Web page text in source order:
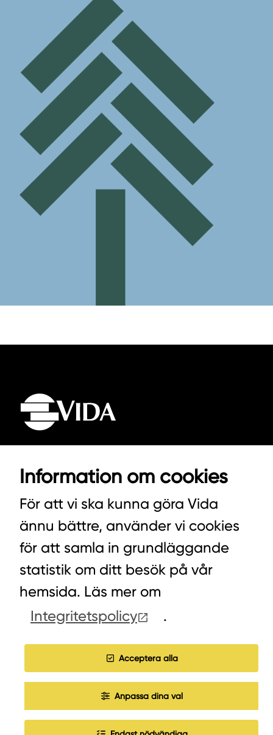
VIDA AB
VÄXEL PELLETS/STALLSTRÖ: 0393-216 50
HITTA INKÖPARE
COOKIES
Information om cookies
För att vi ska kunna göra Vida
ännu bättre, använder vi cookies
för att samla in grundläggande
statistik om ditt besök på vår
hemsida. Läs mer om
Integritetspolicy
.
Acceptera alla
Anpassa dina val